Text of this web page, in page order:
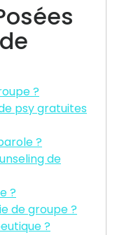
?
psy gratuites
?
de
?
de groupe ?
?